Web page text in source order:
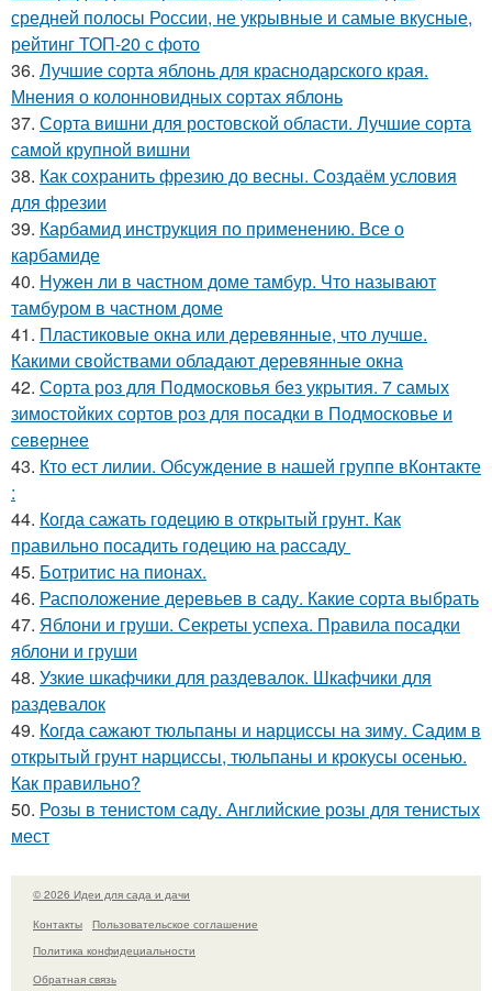
средней полосы России, не укрывные и самые вкусные,
рейтинг ТОП-20 с фото
36. Лучшие сорта яблонь для краснодарского края.
Мнения о колонновидных сортах яблонь
37. Сорта вишни для ростовской области. Лучшие сорта
самой крупной вишни
38. Как сохранить фрезию до весны. Создаём условия
для фрезии
39. Карбамид инструкция по применению. Все о
карбамиде
40. Нужен ли в частном доме тамбур. Что называют
тамбуром в частном доме
41. Пластиковые окна или деревянные, что лучше.
Какими свойствами обладают деревянные окна
42. Сорта роз для Подмосковья без укрытия. 7 самых
зимостойких сортов роз для посадки в Подмосковье и
севернее
43. Кто ест лилии. Обсуждение в нашей группе вКонтакте
:
44. Когда сажать годецию в открытый грунт. Как
правильно посадить годецию на рассаду
45. Ботритис на пионах.
46. Расположение деревьев в саду. Какие сорта выбрать
47. Яблони и груши. Секреты успеха. Правила посадки
яблони и груши
48. Узкие шкафчики для раздевалок. Шкафчики для
раздевалок
49. Когда сажают тюльпаны и нарциссы на зиму. Садим в
открытый грунт нарциссы, тюльпаны и крокусы осенью.
Как правильно?
50. Розы в тенистом саду. Английские розы для тенистых
мест
© 2026 Идеи для сада и дачи
Контакты
Пользовательское соглашение
Политика конфидециальности
Обратная связь